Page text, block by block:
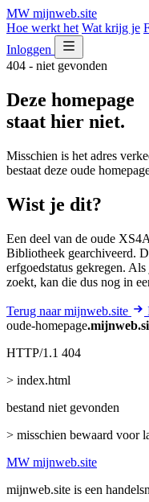
MW mijnweb.site
Hoe werkt het Wat krijg je
Inloggen
404 - niet gevonden
Deze homepage
staat hier niet.
Misschien is het adres
bestaat deze oude
Wist je dit?
Een deel van de oude
Bibliotheek gearchiveerd.
erfgoedstatus gekregen.
zoekt, kan die dus nog in
Terug naar mijnweb.site
oude-homepage
HTTP/1.1 404
> index.html
bestand niet gevonden
> misschien bewaard voor
MW mijnweb.site
mijnweb.site is een